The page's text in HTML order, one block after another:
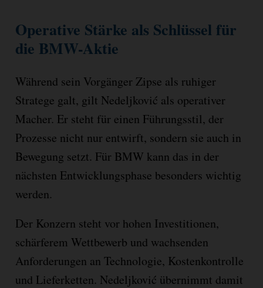
Operative Stärke als Schlüssel für
die BMW-Aktie
Während sein Vorgänger Zipse als ruhiger
Stratege galt, gilt Nedeljković als operativer
Macher. Er steht für einen Führungsstil, der
Prozesse nicht nur entwirft, sondern sie auch in
Bewegung setzt. Für BMW kann das in der
nächsten Entwicklungsphase besonders wichtig
werden.
Der Konzern steht vor hohen Investitionen,
schärferem Wettbewerb und wachsenden
Anforderungen an Technologie, Kostenkontrolle
und Lieferketten. Nedeljković übernimmt damit